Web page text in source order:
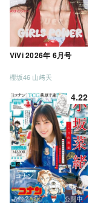
ViVi 2026年 6月号
櫻坂46 山﨑天
4.22